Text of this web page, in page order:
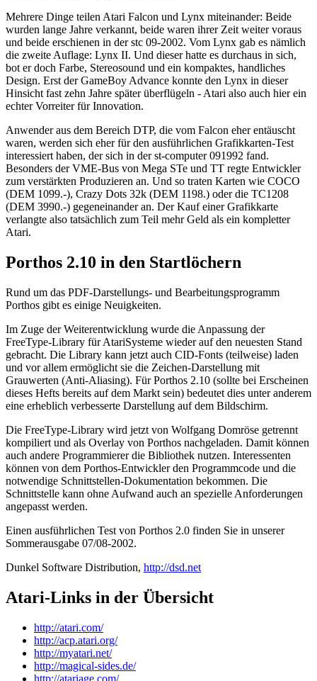
Mehrere Dinge teilen Atari Falcon und Lynx miteinander: Beide
wurden lange Jahre verkannt, beide waren ihrer Zeit weiter voraus
und beide erschienen in der stc 09-2002. Vom Lynx gab es nämlich
die zweite Auflage: Lynx II. Und dieser hatte es durchaus in sich,
bot er doch Farbe, Stereosound und ein kompaktes, handliches
Design. Erst der GameBoy Advance konnte den Lynx in dieser
Hinsicht fast zehn Jahre später überflügeln - Atari also auch hier ein
echter Vorreiter für Innovation.
Anwender aus dem Bereich DTP, die vom Falcon eher entäuscht
waren, werden sich eher für den ausführlichen Grafikkarten-Test
interessiert haben, der sich in der st-computer 091992 fand.
Besonders der VME-Bus von Mega STe und TT regte Entwickler
zum verstärkten Produzieren an. Und so traten Karten wie COCO
(DEM 1099.-), Crazy Dots 32k (DEM 1198.) oder die TC1208
(DEM 3990.-) gegeneinander an. Der Kauf einer Grafikkarte
verlangte also tatsächlich zum Teil mehr Geld als ein kompletter
Atari.
Porthos 2.10 in den Startlöchern
Rund um das PDF-Darstellungs- und Bearbeitungsprogramm
Porthos gibt es einige Neuigkeiten.
Im Zuge der Weiterentwicklung wurde die Anpassung der
FreeType-Library für AtariSysteme wieder auf den neuesten Stand
gebracht. Die Library kann jetzt auch CID-Fonts (teilweise) laden
und vor allem ermöglicht sie die Zeichen-Darstellung mit
Grauwerten (Anti-Aliasing). Für Porthos 2.10 (sollte bei Erscheinen
dieses Hefts bereits auf dem Markt sein) bedeutet dies unter anderem
eine erheblich verbesserte Darstellung auf dem Bildschirm.
Die FreeType-Library wird jetzt von Wolfgang Domröse getrennt
kompiliert und als Overlay von Porthos nachgeladen. Damit können
auch andere Programmierer die Bibliothek nutzen. Interessenten
können von dem Porthos-Entwickler den Programmcode und die
notwendige Schnittstellen-Dokumentation bekommen. Die
Schnittstelle kann ohne Aufwand auch an spezielle Anforderungen
angepasst werden.
Einen ausführlichen Test von Porthos 2.0 finden Sie in unserer
Sommerausgabe 07/08-2002.
Dunkel Software Distribution, http://dsd.net
Atari-Links in der Übersicht
http://atari.com/
http://acp.atari.org/
http://myatari.net/
http://magical-sides.de/
http://atariage.com/